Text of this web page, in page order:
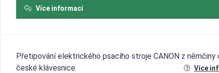
Více informací
Přetipování elektrického psacího stroje CANON z němčiny
české klávesnice.
Více